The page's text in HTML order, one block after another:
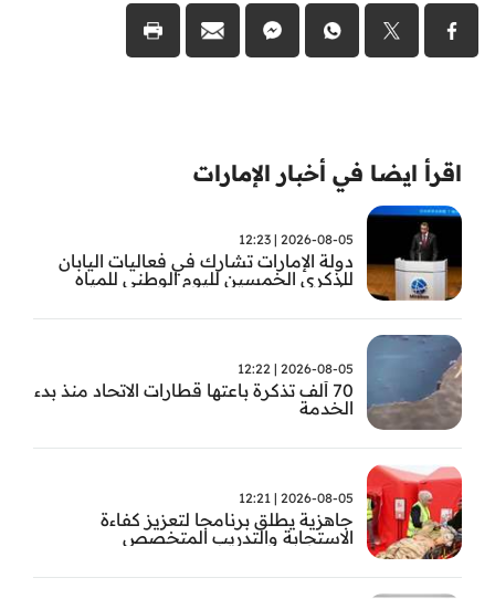
اقرأ ايضا في أخبار الإمارات
2026-08-05 | 12:23
دولة الإمارات تشارك في فعاليات اليابان
للذكرى الخمسين لليوم الوطني للمياه
2026-08-05 | 12:22
70 ألف تذكرة باعتها قطارات الاتحاد منذ بدء
الخدمة
2026-08-05 | 12:21
جاهزية يطلق برنامجا لتعزيز كفاءة
الاستجابة والتدريب المتخصص